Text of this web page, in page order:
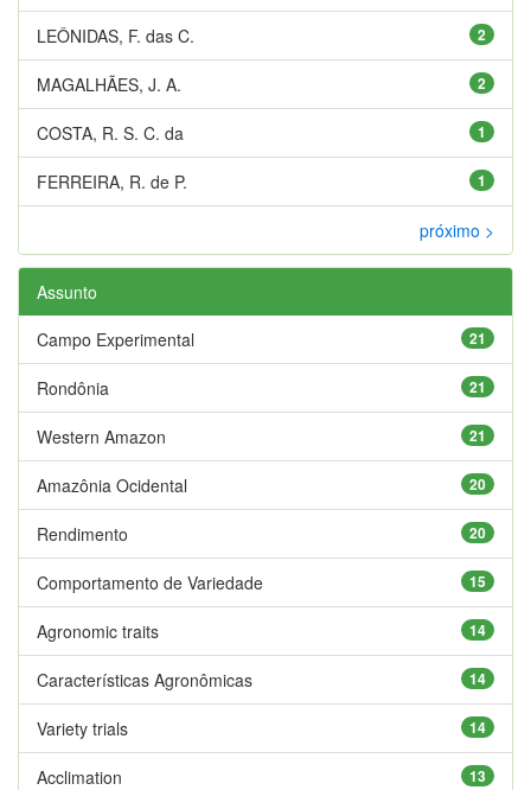
2
LEÔNIDAS, F. das C.
2
MAGALHÃES, J. A.
1
COSTA, R. S. C. da
1
FERREIRA, R. de P.
próximo >
Assunto
21
Campo Experimental
21
Rondônia
21
Western Amazon
20
Amazônia Ocidental
20
Rendimento
15
Comportamento de Variedade
14
Agronomic traits
14
Características Agronômicas
14
Variety trials
13
Acclimation